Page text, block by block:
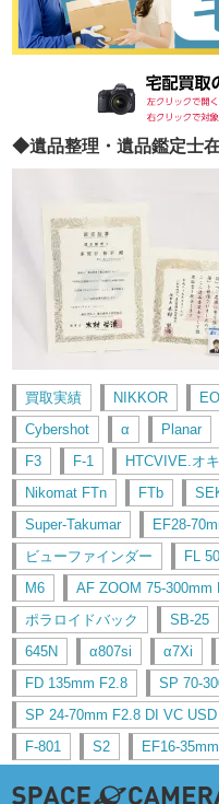
◆遺品整理・遺品鑑定士
買取実績 NIKKOR
Cybershot
α Planar
F3
F-1 HTCVIVE.オ
Nikomat FTn
FTb
Super-Takumar
EF28-
ビューファインダー
FL
M6
AF ZOOM 75-300mm
ポラロイドバック
SB-25
645N
α807si α7Xi
FD 135mm F2.8
SP 70-
SP 24-70mm F2.8 DI VC USD
F-801
S2 EF16-